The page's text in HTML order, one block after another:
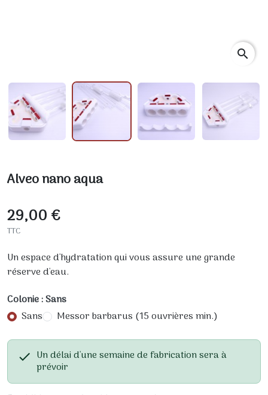
search
Alveo nano aqua
29,00 €
TTC
Un espace d'hydratation qui vous assure une grande
réserve d'eau.
Colonie : Sans
Sans
Messor barbarus (15 ouvrières min.)
 Un délai d'une semaine de fabrication sera à
prévoir